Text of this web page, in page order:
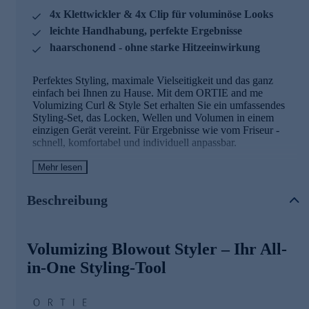
4x Klettwickler & 4x Clip für voluminöse Looks
leichte Handhabung, perfekte Ergebnisse
haarschonend - ohne starke Hitzeeinwirkung
Perfektes Styling, maximale Vielseitigkeit und das ganz
einfach bei Ihnen zu Hause. Mit dem ORTIE and me
Volumizing Curl & Style Set erhalten Sie ein umfassendes
Styling-Set, das Locken, Wellen und Volumen in einem
einzigen Gerät vereint. Für Ergebnisse wie vom Friseur -
schnell, komfortabel und individuell anpassbar.
Ihre Vorteile auf einen Blick
Komplettes Styling-Set: Inklusive Lockenstab,
Klettwickler und Bürstenaufsatz für vielseitige Looks
Schonendes Styling: Optimale Hitzeverteilung für ein
gepflegtes Ergebnis ohne unnötige Belastung
Einfache Handhabung: Aufsätze lassen sich schnell und
Richtungssteuerung: Styling ganz nach Wunsch dank
Mehr lesen
Beschreibung
Volumizing Blowout Styler – Ihr All-
in-One Styling-Tool